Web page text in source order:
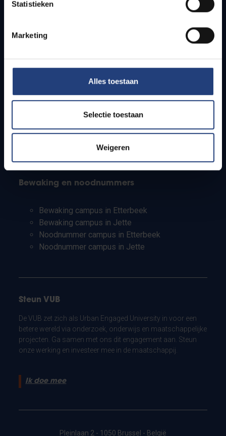
Statistieken
Marketing
Alles toestaan
Selectie toestaan
Weigeren
Bereikbaarheid
Studenten
PhD-studenten
Leerkrachten en secundaire scholen
Bewaking en noodnummers
Bewaking campus in Etterbeek
Bewaking campus in Jette
Noodnummer campus in Etterbeek
Noodnummer campus in Jette
Steun VUB
De VUB zet zich als Urban Engaged University in voor een
betere wereld via onderzoek, onderwijs en maatschappelijke
projecten. Ga samen met ons dit engagement aan. Steun
onze werking en investeer mee in de maatschappij.
Ik doe mee
Pleinlaan 2 - 1050 Brussel - België